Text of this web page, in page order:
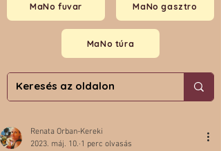
MaNo fuvar MaNo gasztro
MaNo túra
Renata Orban-Kereki
2023. máj. 10. 1 perc olvasás